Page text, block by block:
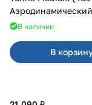
Аэродинамический
В наличии
В